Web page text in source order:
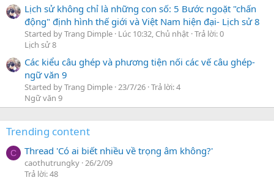
Lịch sử không chỉ là những con số: 5 Bước ngoặt "chấn
động" định hình thế giới và Việt Nam hiện đại- Lịch sử 8
Started by Trang Dimple Lúc 10:32, Chủ nhật Trả lời: 0
Lịch sử 8
Các kiểu câu ghép và phương tiện nối các vế câu ghép-
ngữ văn 9
Started by Trang Dimple 23/7/26 Trả lời: 4
Ngữ văn 9
Trending content
C Thread 'Có ai biết nhiều về trọng âm không?'
caothutrungky 26/2/09
Trả lời: 48